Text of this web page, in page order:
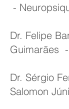
-
Dr. Felipe
Guimarães
Dr. Sérgio
Salomon